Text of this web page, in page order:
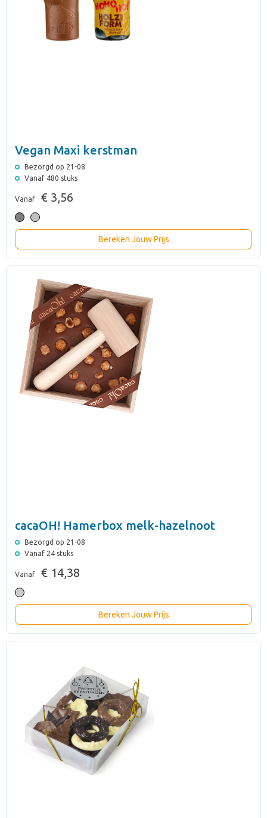
Vegan Maxi kerstman
Bezorgd op 21-08
Vanaf 480 stuks
Vanaf € 3,56
Bereken Jouw Prijs
cacaOH! Hamerbox melk-hazelnoot
Bezorgd op 21-08
Vanaf 24 stuks
Vanaf € 14,38
Bereken Jouw Prijs